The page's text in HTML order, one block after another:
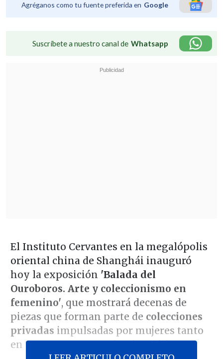
Agréganos como tu fuente preferida en Google
Suscríbete a nuestro canal de Whatsapp
El Instituto Cervantes en la megalópolis
oriental china de Shanghái inauguró
hoy la exposición 'Balada del
Ouroboros. Arte y coleccionismo en
femenino', que mostrará decenas de
piezas que forman parte de colecciones
privadas impulsadas por mujeres tanto
en España como en el país asiático.